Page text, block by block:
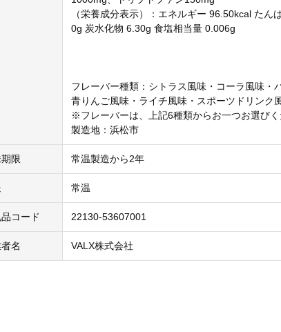
（栄養成分表示）：エネルギー 96.50kcal たん
0g 炭水化物 6.30g 食塩相当量 0.006g
フレーバー種類：シトラス風味・コーラ風味・
青りんご風味・ライチ風味・スポーツドリンク
※フレーバーは、上記6種類からお一つお選びく
製造地：浜松市
限 常温製造から2年
常温
コード 22130-53607001
名 VALX株式会社